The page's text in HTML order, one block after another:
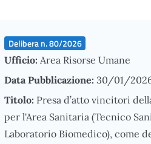
Delibera n. 80/2026
Ufficio: Area Risorse Umane
Data Pubblicazione: 30/01/
Titolo: Presa d’atto vincitori
per l'Area Sanitaria (Tecnico
Laboratorio Biomedico), come